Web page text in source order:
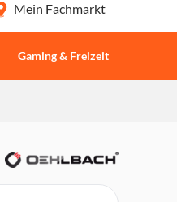
Gaming & Freizeit
Mein Fachmarkt